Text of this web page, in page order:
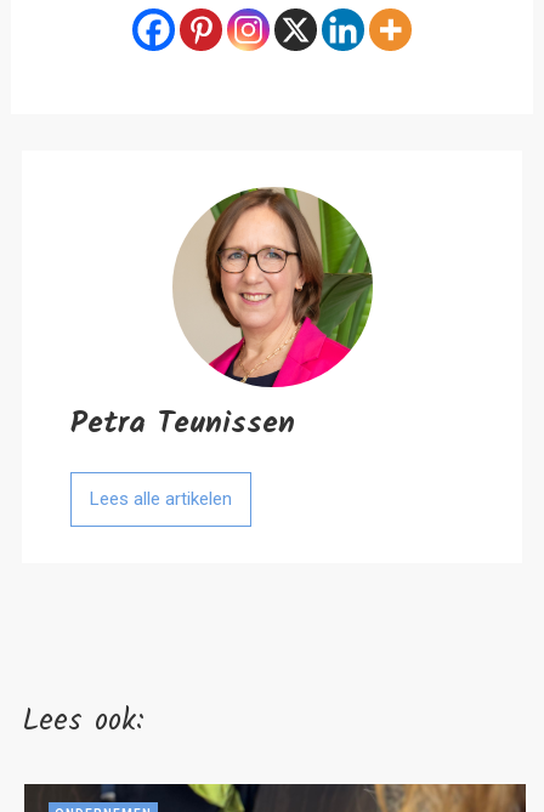
Petra Teunissen
Lees alle artikelen
Lees ook: